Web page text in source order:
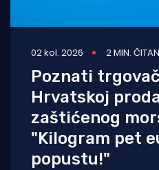
02 kol. 2026 2 MIN.
Poznati
Hrvatskoj
zaštićenog
"Kilogram pet
popustu!"